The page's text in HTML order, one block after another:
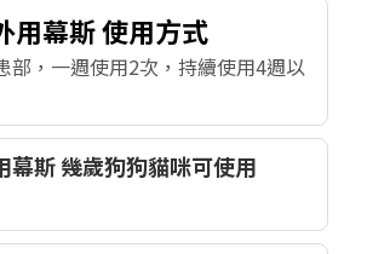
用幕斯 使用方式
部，一週使用2次，持續使用4週以
幕斯 幾歲狗狗貓咪可使用